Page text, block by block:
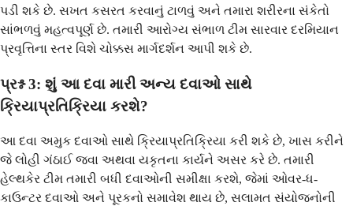
પડી શકે છે. સખત કસરત કરવાનું ટાળવું અને તમારા શરીરના સંકેતો
સાંભળવું મહત્વપૂર્ણ છે. તમારી આરોગ્ય સંભાળ ટીમ સારવાર દરમિયાન
પ્રવૃત્તિના સ્તર વિશે ચોક્કસ માર્ગદર્શન આપી શકે છે.
પ્રશ્ન 3: શું આ દવા મારી અન્ય દવાઓ સાથે
ક્રિયાપ્રતિક્રિયા કરશે?
આ દવા અમુક દવાઓ સાથે ક્રિયાપ્રતિક્રિયા કરી શકે છે, ખાસ કરીને
જે લોહી ગંઠાઈ જવા અથવા યકૃતના કાર્યને અસર કરે છે. તમારી
હેલ્થકેર ટીમ તમારી બધી દવાઓની સમીક્ષા કરશે, જેમાં ઓવર-ધ-
કાઉન્ટર દવાઓ અને પૂરકનો સમાવેશ થાય છે, સલામત સંયોજનોની